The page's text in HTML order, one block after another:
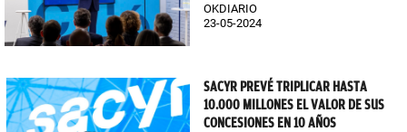
OKDIARIO
23-05-2024
SACYR PREVÉ TRIPLICAR HASTA
10.000 MILLONES EL VALOR DE SUS
CONCESIONES EN 10 AÑOS